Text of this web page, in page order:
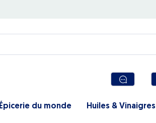
Épicerie du monde Huiles & Vinaigres